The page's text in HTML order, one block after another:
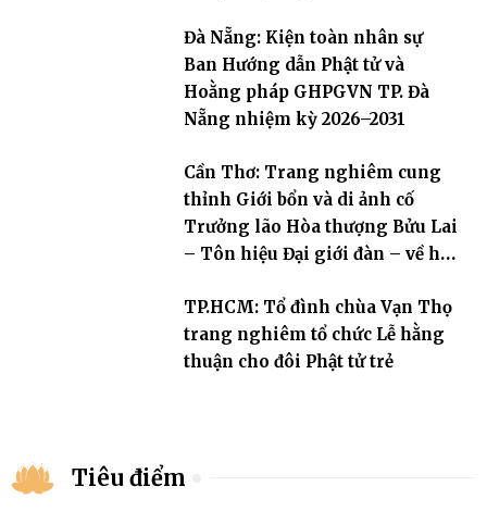
Đà Nẵng: Kiện toàn nhân sự
Ban Hướng dẫn Phật tử và
Hoằng pháp GHPGVN TP. Đà
Nẵng nhiệm kỳ 2026–2031
Cần Thơ: Trang nghiêm cung
thỉnh Giới bổn và di ảnh cố
Trưởng lão Hòa thượng Bửu Lai
– Tôn hiệu Đại giới đàn – về hai
TP.HCM: Tổ đình chùa Vạn Thọ
trang nghiêm tổ chức Lễ hằng
thuận cho đôi Phật tử trẻ
Tiêu điểm